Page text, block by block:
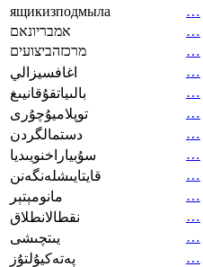
ящикизподмыла
…
אמבריונאם
…
מרכזהביצועים
…
اغافسيزالي
…
بالىياتقۇقانيىغ
…
توپلاميۇچۇرى
…
دستمالگردن
…
سۇبياراخنويىديا
…
قايتايىشلەنگەنن
…
مانومېتېر
…
نقطالانطلاق
…
يىتچىشى
…
پەتەكيۇلتۇز
…